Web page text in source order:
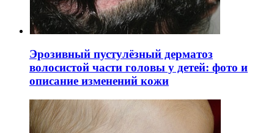
Эрозивный пустулёзный дерматоз
волосистой части головы у детей: фото и
описание изменений кожи